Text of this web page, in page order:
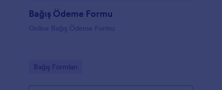
Bağış Ödeme Formu
Online Bağış Ödeme Formu
Go to Category:
Bağış Formları